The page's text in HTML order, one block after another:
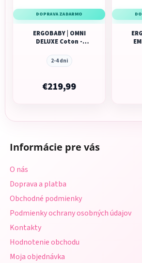
DOPRAVA ZADARMO
ERGOBABY | OMNI
DELUXE Coton -
2-4 dni
€219,99
Informácie pre vás
O nás
Doprava a platba
Obchodné podmienky
Podmienky ochrany osobných údajov
Kontakty
Hodnotenie obchodu
Moja objednávka